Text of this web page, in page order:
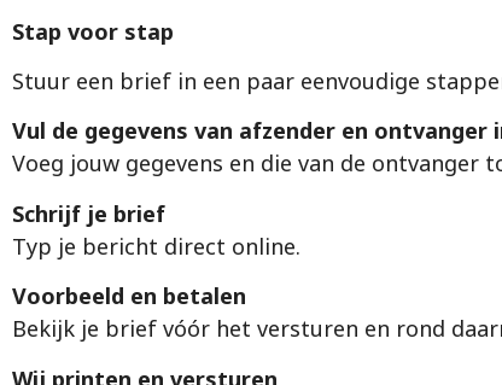
Stap voor stap
Stuur een brief in een paar eenvoudige
Vul de gegevens van afzender en ontvanger
Voeg jouw gegevens en die van de ontvanger
Schrijf je brief
Typ je bericht direct online.
Voorbeeld en betalen
Bekijk je brief vóór het versturen en rond
Wij printen en versturen